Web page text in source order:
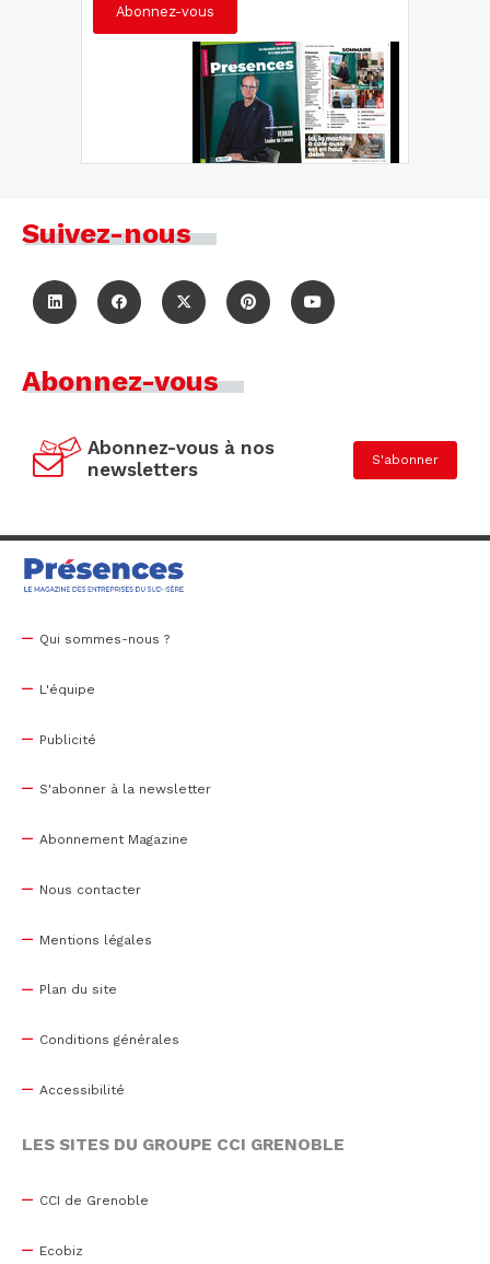
Abonnez-vous
Suivez-nous
Abonnez-vous
Abonnez-vous à nos
newsletters
S'abonner
Qui sommes-nous ?
L'équipe
Publicité
S'abonner à la newsletter
Abonnement Magazine
Nous contacter
Mentions légales
Plan du site
Conditions générales
Accessibilité
LES SITES DU GROUPE CCI GRENOBLE
CCI de Grenoble
Ecobiz